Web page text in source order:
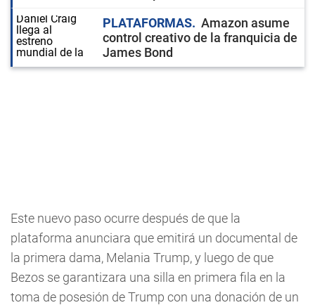
PLATAFORMAS
Amazon asume
control creativo de la franquicia de
James Bond
Este nuevo paso ocurre después de que la
plataforma anunciara que emitirá un documental de
la primera dama, Melania Trump, y luego de que
Bezos se garantizara una silla en primera fila en la
toma de posesión de Trump con una donación de un